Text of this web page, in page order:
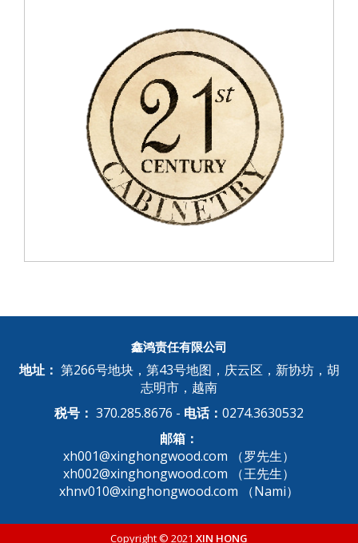
鑫鸿责任有限公司
地址： 第266号地块，第43号地图，庆云区，新协坊，胡
志明市，越南
税号： 370.285.8676 - 电话： 0274.3630532
邮箱：
xh001@xinghongwood.com （罗先生）
xh002@xinghongwood.com （王先生）
xhnv010@xinghongwood.com （Nami）
Copyright © 2021 XIN HONG